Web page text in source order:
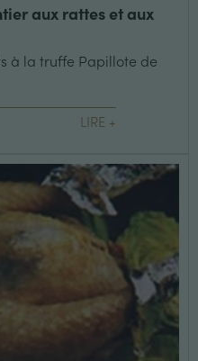
aux rattes et aux
à la truffe Papillote de
LIRE +